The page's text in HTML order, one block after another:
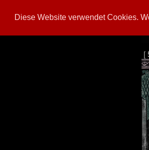
Diese Website verwendet Cookies.
[